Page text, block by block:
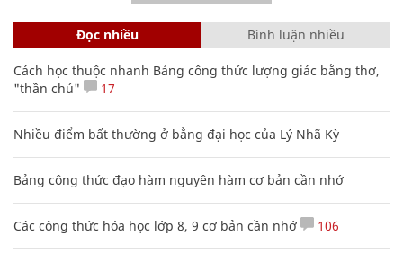
Đọc nhiều Bình luận nhiều
Cách học thuộc nhanh Bảng công thức lượng giác bằng thơ,
"thần chú"
17
Nhiều điểm bất thường ở bằng đại học của Lý Nhã Kỳ
Bảng công thức đạo hàm nguyên hàm cơ bản cần nhớ
Các công thức hóa học lớp 8, 9 cơ bản cần nhớ 106